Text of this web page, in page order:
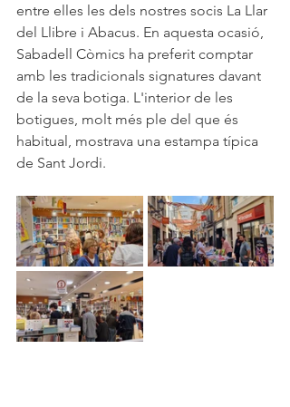
entre elles les dels nostres socis La Llar
del Llibre i Abacus. En aquesta ocasió,
Sabadell Còmics ha preferit comptar
amb les tradicionals signatures davant
de la seva botiga. L'interior de les
botigues, molt més ple del que és
habitual, mostrava una estampa típica
de Sant Jordi.